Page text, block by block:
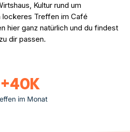
Kultur rund um
Treffen im Café
hier ganz natürlich und du findest
dir passen.
+40K
im Monat